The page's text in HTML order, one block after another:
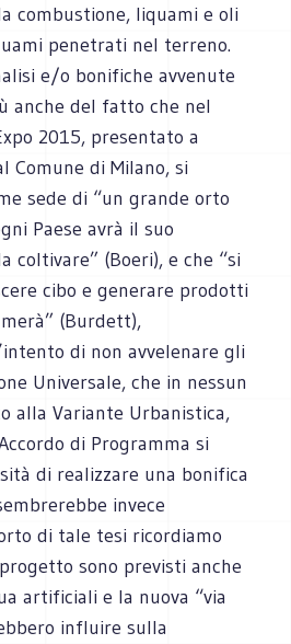
combustione, liquami e oli
penetrati nel terreno.
e/o bonifiche avvenute
anche del fatto che nel
2015, presentato a
Comune di Milano, si
sede di “un grande orto
Paese avrà il suo
coltivare” (Boeri), e che “si
cibo e generare prodotti
(Burdett),
di non avvelenare gli
Universale, che in nessun
alla Variante Urbanistica,
di Programma si
di realizzare una bonifica
invece
di tale tesi ricordiamo
sono previsti anche
artificiali e la nuova “via
influire sulla